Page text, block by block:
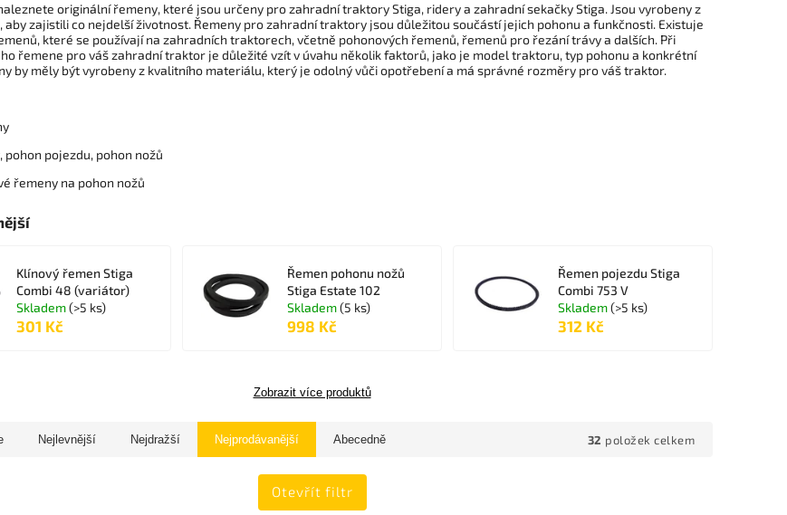
originální řemeny, které jsou určeny pro zahradní traktory Stiga, ridery a zahradní sekačky Stiga. Jsou vyrobeny z
aby zajistili co nejdelší životnost. Řemeny pro zahradní traktory jsou důležitou součástí jejich pohonu a funkčnosti. Existuje
které se používají na zahradních traktorech, včetně pohonových řemenů, řemenů pro řezání trávy a dalších. Při
řemene pro váš zahradní traktor je důležité vzít v úvahu několik faktorů, jako je model traktoru, typ pohonu a konkrétní
by měly být vyrobeny z kvalitního materiálu, který je odolný vůči opotřebení a má správné rozměry pro váš traktor.
pohon pojezdu, pohon nožů
řemeny na pohon nožů
Klínový řemen Stiga
Combi 48 (variátor)
Skladem(>5 ks)
301 Kč
Řemen pohonu nožů
Stiga Estate 102
Skladem(5 ks)
998 Kč
Řemen pojezdu Stiga
Combi 753 V
Skladem(>5 ks)
312 Kč
Zobrazit více produktů
Nejlevnější Nejdražší Nejprodávanější Abecedně 32 položek celkem
Otevřít filtr